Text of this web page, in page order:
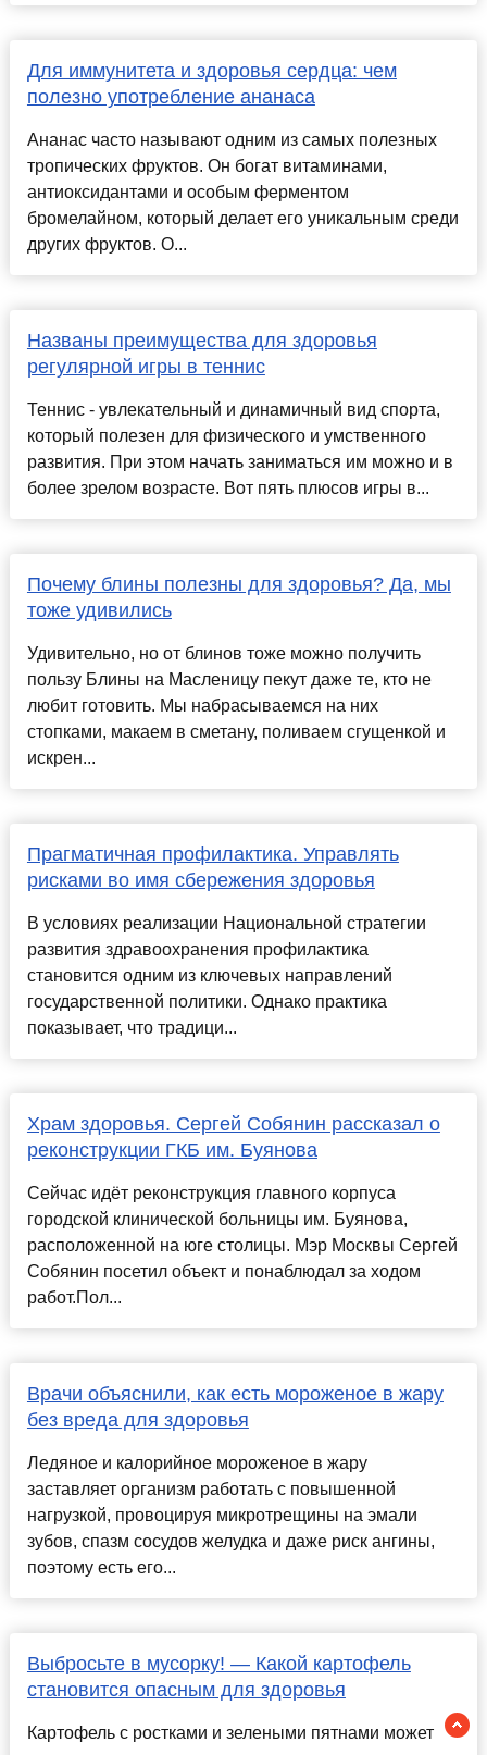
Для иммунитета и здоровья сердца: чем
полезно употребление ананаса
Ананас часто называют одним из самых полезных
тропических фруктов. Он богат витаминами,
антиоксидантами и особым ферментом
бромелайном, который делает его уникальным среди
других фруктов. О...
Названы преимущества для здоровья
регулярной игры в теннис
Теннис - увлекательный и динамичный вид спорта,
который полезен для физического и умственного
развития. При этом начать заниматься им можно и в
более зрелом возрасте. Вот пять плюсов игры в...
Почему блины полезны для здоровья? Да, мы
тоже удивились
Удивительно, но от блинов тоже можно получить
пользу Блины на Масленицу пекут даже те, кто не
любит готовить. Мы набрасываемся на них
стопками, макаем в сметану, поливаем сгущенкой и
искрен...
Прагматичная профилактика. Управлять
рисками во имя сбережения здоровья
В условиях реализации Национальной стратегии
развития здравоохранения профилактика
становится одним из ключевых направлений
государственной политики. Однако практика
показывает, что традици...
Храм здоровья. Сергей Собянин рассказал о
реконструкции ГКБ им. Буянова
Сейчас идёт реконструкция главного корпуса
городской клинической больницы им. Буянова,
расположенной на юге столицы. Мэр Москвы Сергей
Собянин посетил объект и понаблюдал за ходом
работ.Пол...
Врачи объяснили, как есть мороженое в жару
без вреда для здоровья
Ледяное и калорийное мороженое в жару
заставляет организм работать с повышенной
нагрузкой, провоцируя микротрещины на эмали
зубов, спазм сосудов желудка и даже риск ангины,
поэтому есть его...
Выбросьте в мусорку! — Какой картофель
становится опасным для здоровья
Картофель с ростками и зелеными пятнами может